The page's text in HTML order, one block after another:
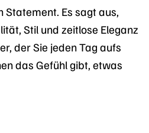
Statement. Es sagt aus,
Stil und zeitlose Eleganz
der Sie jeden Tag aufs
das Gefühl gibt, etwas